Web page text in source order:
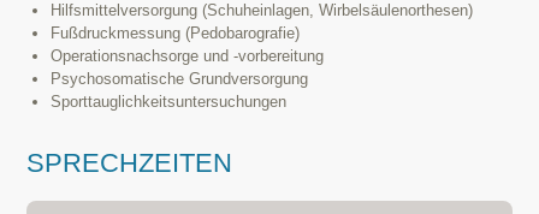
Hilfsmittelversorgung (Schuheinlagen, Wirbelsäulenorthesen)
Fußdruckmessung (Pedobarografie)
Operationsnachsorge und -vorbereitung
Psychosomatische Grundversorgung
Sporttauglichkeitsuntersuchungen
SPRECHZEITEN